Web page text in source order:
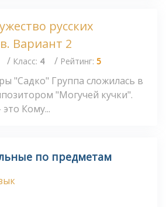
русских
Вариант 2
/ Класс: 4 / Рейтинг: 5
"Садко" Группа сложилась в
"Могучей кучки".
Кому...
по предметам